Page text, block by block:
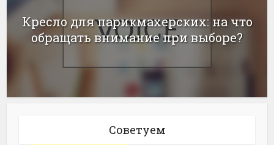
Кресло для парикмахерских: на что
обращать внимание при выборе?
Советуем